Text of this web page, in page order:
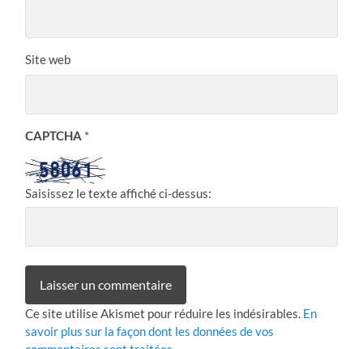
Site web
CAPTCHA *
Saisissez le texte affiché ci-dessus:
Ce site utilise Akismet pour réduire les indésirables. En
savoir plus sur la façon dont les données de vos